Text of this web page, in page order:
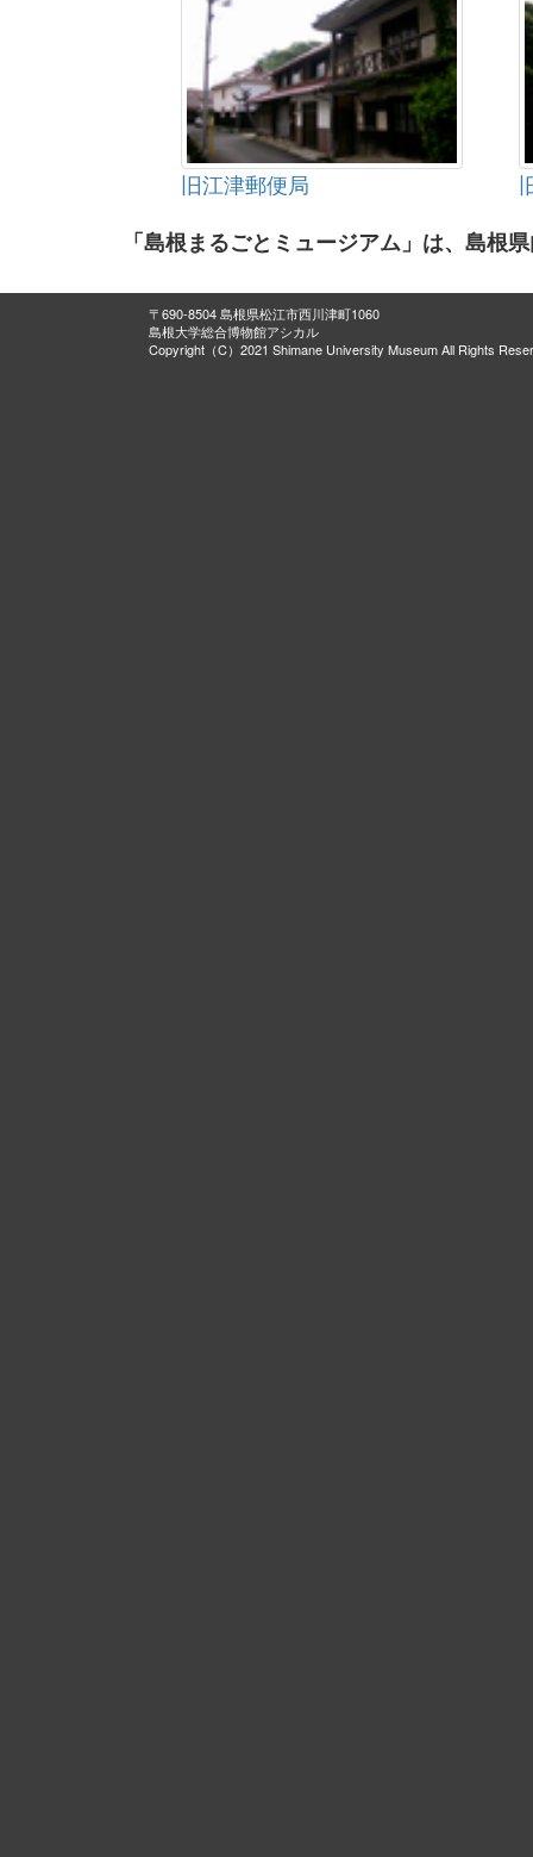
旧江津郵便局
「島根まるごとミュージアム」は、島根
〒690-8504 島根県松江市西川津町1060
島根大学総合博物館アシカル
Copyright（C）2021 Shimane University Museum All Rights